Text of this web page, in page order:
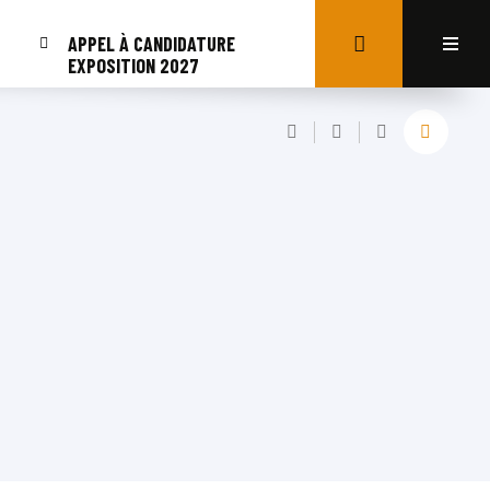
APPEL À CANDIDATURE
EXPOSITION 2027